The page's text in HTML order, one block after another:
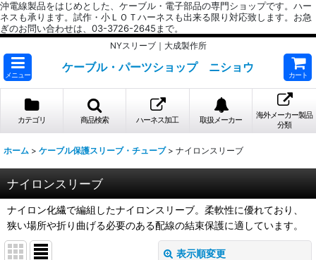
沖電線製品をはじめとした、ケーブル・電子部品の専門ショップです。ハー
ネスも承ります。試作・小ＬＯＴハーネスも出来る限り対応致します。お急
ぎのお問い合わせは、03-3726-2645まで。
NYスリーブ｜大成製作所
メニュー
ケーブル・パーツショップ ニショウ
カート
カテゴリ 商品検索 ハーネス加工 取扱メーカー
海外メーカー製品
分類
ホーム > ケーブル保護スリーブ・チューブ > ナイロンスリーブ
ナイロンスリーブ
ナイロン化繊で編組したナイロンスリーブ。柔軟性に優れており、
狭い場所や折り曲げる必要のある配線の結束保護に適しています。
表示順変更